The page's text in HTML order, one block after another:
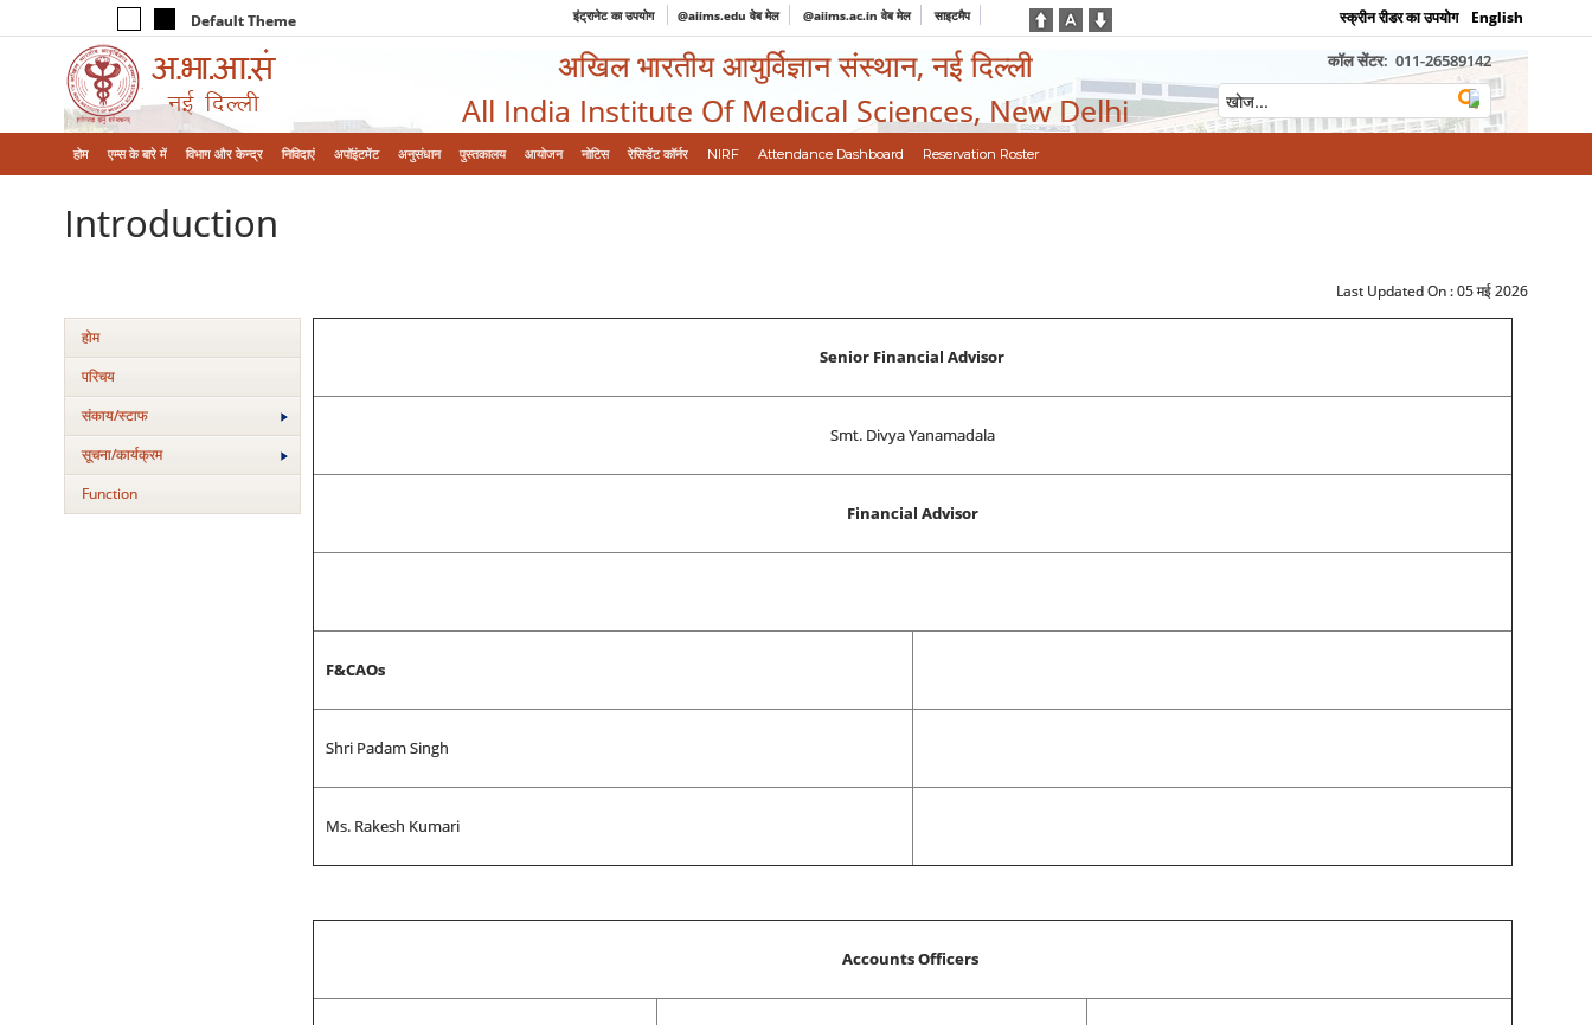
Default Theme इंट्रानेट का उपयोग @aiims.edu वेब मेल @aiims.ac.in वेब मेल साइटमैप स्क्रीन रीडर का उपयोग English
अखिल भारतीय आयुर्विज्ञान संस्थान, नई दिल्ली
All India Institute Of Medical Sciences, New Delhi
कॉल सेंटर: 011-26589142
होम एम्‍स के बारे में विभाग और केन्‍द्र निविदाएं अपॉइंटमेंट अनुसंधान पुस्तकालय आयोजन नोटिस रेसिडेंट कॉर्नर NIRF Attendance Dashboard Reservation Roster
Introduction
Last Updated On :05 मई 2026
होम
परिचय
संकाय/स्‍टाफ
सूचना/कार्यक्रम
Function
Senior Financial Advisor
Smt. Divya Yanamadala
Financial Advisor
F&CAOs
Shri Padam Singh
Ms. Rakesh Kumari
Accounts Officers